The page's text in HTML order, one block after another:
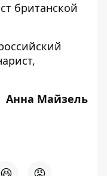
британской
Анна Майзель